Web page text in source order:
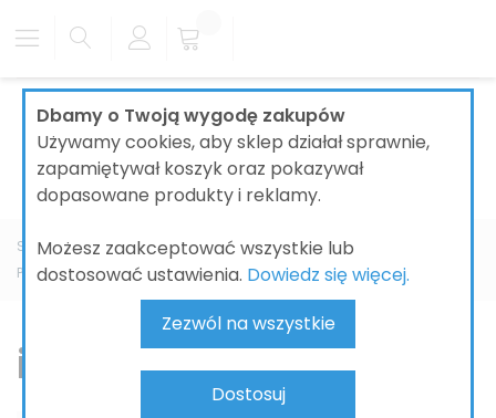
Dbamy o Twoją wygodę zakupów
Używamy cookies, aby sklep działał sprawnie,
zapamiętywał koszyk oraz pokazywał
dopasowane produkty i reklamy.
Możesz zaakceptować wszystkie lub
dostosować ustawienia. Dowiedz się więcej.
Zezwól na wszystkie
Dostosuj
Strona główna ŁAZIENKI
CERAMIKA ŁAZIENKOWA
PRODUCENT
GEBERIT iCon iCon Light
iCon Light